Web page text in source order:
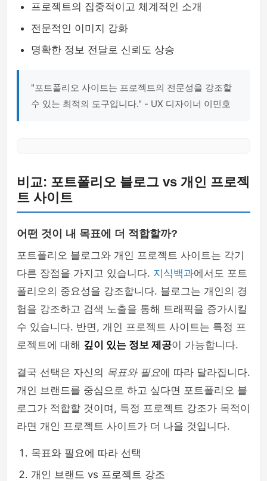
프로젝트의 집중적이고 체계적인 소개
전문적인 이미지 강화
명확한 정보 전달로 신뢰도 상승
"포트폴리오 사이트는 프로젝트의 전문성을 강조할
수 있는 최적의 도구입니다." - UX 디자이너 이민호
비교: 포트폴리오 블로그 vs 개인 프로젝
트 사이트
어떤 것이 내 목표에 더 적합할까?
포트폴리오 블로그와 개인 프로젝트 사이트는 각기
다른 장점을 가지고 있습니다. 지식백과에서도 포트
폴리오의 중요성을 강조합니다. 블로그는 개인의 경
험을 강조하고 검색 노출을 통해 트래픽을 증가시킬
수 있습니다. 반면, 개인 프로젝트 사이트는 특정 프
로젝트에 대해 깊이 있는 정보 제공이 가능합니다.
결국 선택은 자신의 목표와 필요에 따라 달라집니다.
개인 브랜드를 중심으로 하고 싶다면 포트폴리오 블
로그가 적합할 것이며, 특정 프로젝트 강조가 목적이
라면 개인 프로젝트 사이트가 더 나을 것입니다.
목표와 필요에 따라 선택
개인 브랜드 vs 프로젝트 강조